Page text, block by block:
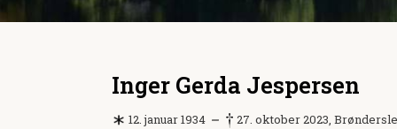
Inger Gerda Jespersen
12. januar 1934 27. oktober 2023,